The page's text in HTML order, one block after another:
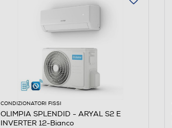
CONDIZIONATORI FISSI
OLIMPIA SPLENDID - ARYAL S2 E
INVERTER 12-Bianco